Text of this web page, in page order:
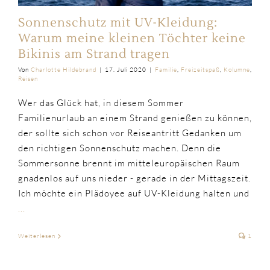
Sonnenschutz mit UV-Kleidung:
Warum meine kleinen Töchter keine
Bikinis am Strand tragen
Von Charlotte Hildebrand | 17. Juli 2020 | Familie, Freizeitspaß, Kolumne,
Reisen
Wer das Glück hat, in diesem Sommer
Familienurlaub an einem Strand genießen zu können,
der sollte sich schon vor Reiseantritt Gedanken um
den richtigen Sonnenschutz machen. Denn die
Sommersonne brennt im mitteleuropäischen Raum
gnadenlos auf uns nieder - gerade in der Mittagszeit.
Ich möchte ein Plädoyee auf UV-Kleidung halten und
...
Weiterlesen 1